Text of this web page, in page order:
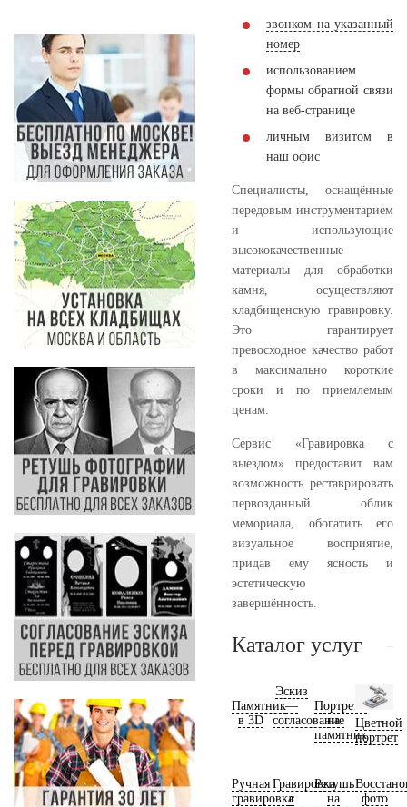
звонком на указанный
номер
использованием
формы обратной связи
на веб-странице
личным визитом в
наш офис
Специалисты, оснащённые
передовым инструментарием
и использующие
высококачественные
материалы для обработки
камня, осуществляют
кладбищенскую гравировку.
Это гарантирует
превосходное качество работ
в максимально короткие
сроки и по приемлемым
ценам.
Сервис «Гравировка с
выездом» предоставит вам
возможность реставрировать
первозданный облик
мемориала, обогатить его
визуальное восприятие,
придав ему ясность и
эстетическую
завершённость.
Каталог услуг
Памятник
в 3D
Эскиз
—
согласование
Портреты
на
памятник
Цветной
портрет
Ручная
гравировка
Гравировка
с
Ретушь
на
фото